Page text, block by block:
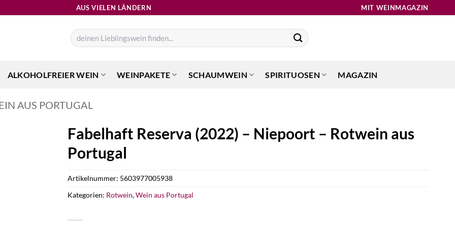
AUS VIELEN LÄNDERN MIT WEINMAGAZIN
Suchen
nach:
ALKOHOLFREIER WEIN WEINPAKETE SCHAUMWEIN SPIRITUOSEN MAGAZIN
AUS PORTUGAL
Fabelhaft Reserva (2022) – Niepoort – Rotwein aus
Portugal
Artikelnummer: 5603977005938
Kategorien: Rotwein,Wein aus Portugal